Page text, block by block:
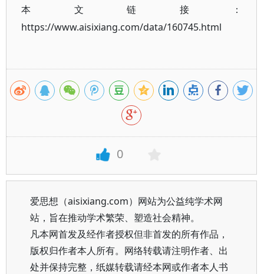
本文链接：
https://www.aisixiang.com/data/160745.html
0
爱思想（aisixiang.com）网站为公益纯学术网
站，旨在推动学术繁荣、塑造社会精神。
凡本网首发及经作者授权但非首发的所有作品，
版权归作者本人所有。网络转载请注明作者、出
处并保持完整，纸媒转载请经本网或作者本人书